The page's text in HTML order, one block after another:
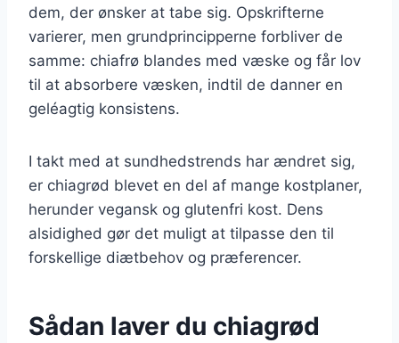
dem, der ønsker at tabe sig. Opskrifterne
varierer, men grundprincipperne forbliver de
samme: chiafrø blandes med væske og får lov
til at absorbere væsken, indtil de danner en
geléagtig konsistens.
I takt med at sundhedstrends har ændret sig,
er chiagrød blevet en del af mange kostplaner,
herunder vegansk og glutenfri kost. Dens
alsidighed gør det muligt at tilpasse den til
forskellige diætbehov og præferencer.
Sådan laver du chiagrød